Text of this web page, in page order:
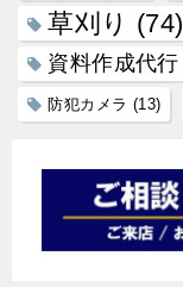
草刈り (74)
資料作成代行
防犯カメラ (13)